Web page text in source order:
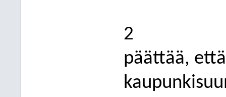
2
päättää, että